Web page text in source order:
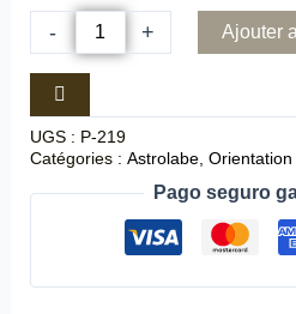
- + Ajouter
UGS : P-219
Catégories : Astrolabe,
Pago seguro